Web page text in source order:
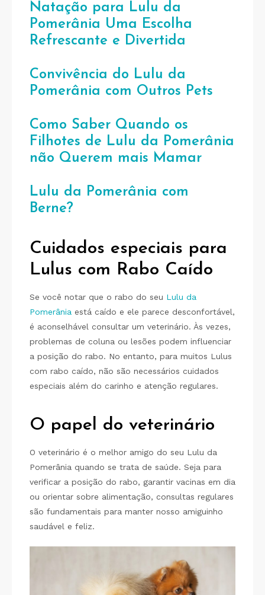
Natação para Lulu da
Pomerânia Uma Escolha
Refrescante e Divertida
Convivência do Lulu da
Pomerânia com Outros Pets
Como Saber Quando os
Filhotes de Lulu da Pomerânia
não Querem mais Mamar
Lulu da Pomerânia com
Berne?
Cuidados especiais para
Lulus com Rabo Caído
Se você notar que o rabo do seu Lulu da
Pomerânia está caído e ele parece desconfortável,
é aconselhável consultar um veterinário. Às vezes,
problemas de coluna ou lesões podem influenciar
a posição do rabo. No entanto, para muitos Lulus
com rabo caído, não são necessários cuidados
especiais além do carinho e atenção regulares.
O papel do veterinário
O veterinário é o melhor amigo do seu Lulu da
Pomerânia quando se trata de saúde. Seja para
verificar a posição do rabo, garantir vacinas em dia
ou orientar sobre alimentação, consultas regulares
são fundamentais para manter nosso amiguinho
saudável e feliz.